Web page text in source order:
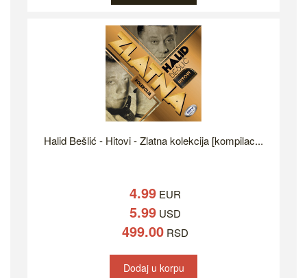
Halid Bešlić - Hitovi - Zlatna kolekcija [kompilac...
4.99 EUR
5.99 USD
499.00 RSD
Dodaj u korpu